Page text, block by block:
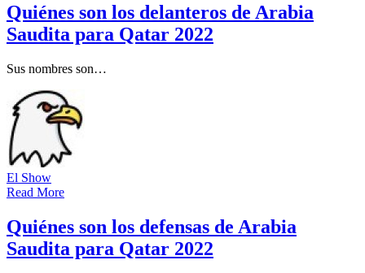
Quiénes son los delanteros de Arabia
Saudita para Qatar 2022
Sus nombres son…
El Show
Read More
Quiénes son los defensas de Arabia
Saudita para Qatar 2022